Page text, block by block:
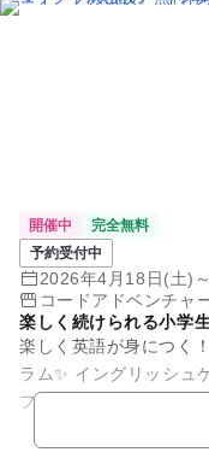
開催中
完全無料
予約受付中
2026年4月18日(土)
コードアドベンチャ
楽しく続けられる小学
楽しく英語が身につく
ラム✨ イングリッシュ
フト・タイピング・動